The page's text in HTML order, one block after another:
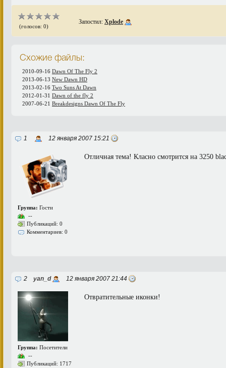
(голосов: 0)
Запостил: Xplode
Схожие файлы:
2010-09-16 Dawn Of The Fly 2
2013-06-13 New Dawn HD
2013-02-16 Two Suns At Dawn
2012-01-31 Dawn of the fly 2
2007-06-21 Breakdesigns Dawn Of The Fly
1 12 января 2007 15:21
Группа: Гости
--
Публикаций: 0
Комментариев: 0
Отличная тема! Класно смотрится на 3250
2 yan_d 12 января 2007 21:44
Группа: Посетители
--
Публикаций: 1717
Отвратительные иконки!